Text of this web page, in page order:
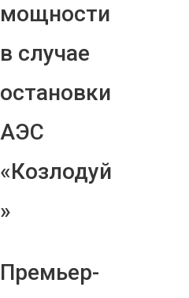
мощности
в случае
остановки
АЭС
«Козлодуй
»
Премьер-